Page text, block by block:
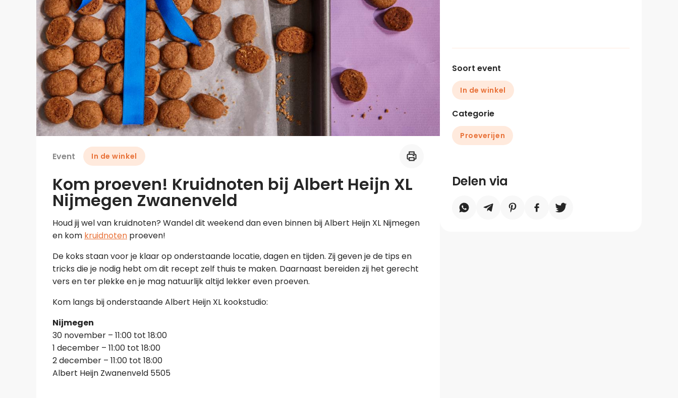
Midden-Oosters
Kooktips & blogs
Leer koken als een chef
Event In de winkel
Kom proeven! Kruidnoten bij Albert Heijn XL
Nijmegen Zwanenveld
Houd jij wel van kruidnoten? Wandel dit weekend dan even binnen bij Albert Heijn XL Nijmegen
en kom kruidnoten proeven!
De koks staan voor je klaar op onderstaande locatie, dagen en tijden. Zij geven je de tips en
tricks die je nodig hebt om dit recept zelf thuis te maken. Daarnaast bereiden zij het gerecht
vers en ter plekke en je mag natuurlijk altijd lekker even proeven.
Kom langs bij onderstaande Albert Heijn XL kookstudio:
Nijmegen
30 november – 11:00 tot 18:00
1 december – 11:00 tot 18:00
2 december – 11:00 tot 18:00
Albert Heijn Zwanenveld 5505
Soort event
In de winkel
Categorie
Proeverijen
Delen via